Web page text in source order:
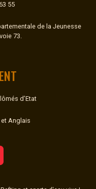
55
de la Jeunesse
73.
d’Etat
Anglais